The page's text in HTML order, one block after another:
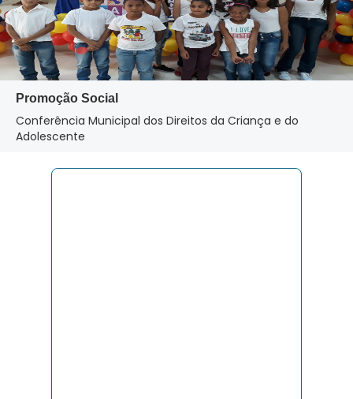
Promoção Social
Conferência Municipal dos Direitos da Criança e do
Adolescente